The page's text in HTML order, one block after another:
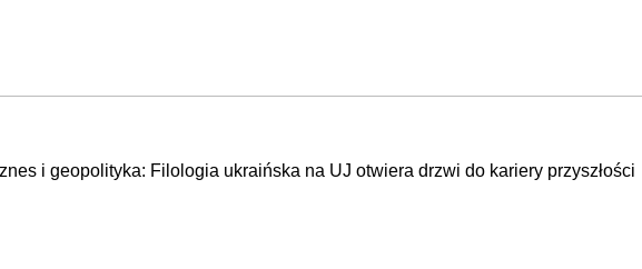
i geopolityka: Filologia ukraińska na UJ otwiera drzwi do kariery przyszłości